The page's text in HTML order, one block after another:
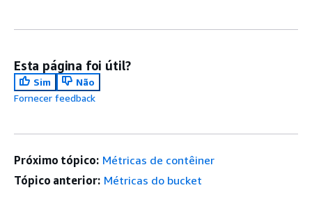
Esta página foi útil?
Sim
Não
Fornecer feedback
Próximo tópico: Métricas de contêiner
Tópico anterior: Métricas do bucket